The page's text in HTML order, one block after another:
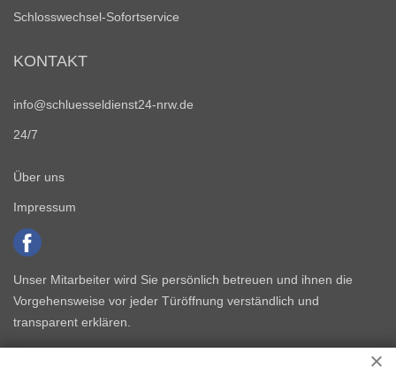
Schlosswechsel-Sofortservice
KONTAKT
info@schluesseldienst24-nrw.de
24/7
Über uns
Impressum
Unser Mitarbeiter wird Sie persönlich betreuen und ihnen die
Vorgehensweise vor jeder Türöffnung verständlich und
transparent erklären.